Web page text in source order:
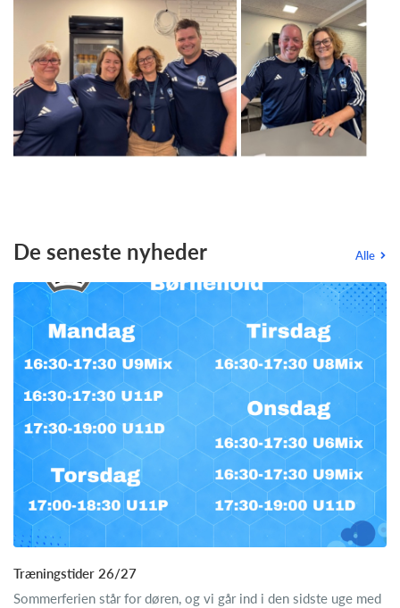
De seneste nyheder Alle
Træningstider 26/27
Sommerferien står for døren, og vi går ind i den sidste uge med